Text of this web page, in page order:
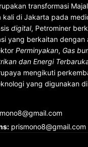
transformasi
di Jakarta pada
digital, Petrominer
yang berkaitan dengan
Perminyakan, Gas
dan Energi
mengikuti
yang digunakan
:prismono8@gmail.com